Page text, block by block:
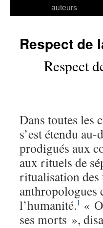
auteurs
Respect de
Respect
Dans toutes les
s’est étendu
prodigués aux
aux rituels de
ritualisation des
anthropologues
l’humanité.1 «
ses morts »,